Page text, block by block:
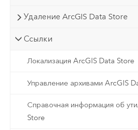
Удаление ArcGIS Data Store
Ссылки
Локализация ArcGIS Data Store
Управление архивами ArcGIS
Справочная информация об
Store